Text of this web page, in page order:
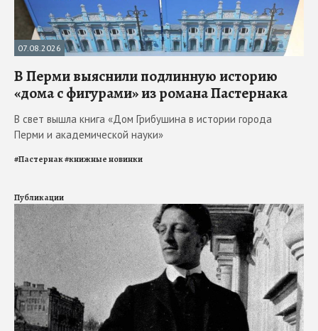
07.08.2026
В Перми выяснили подлинную историю
«дома с фигурами» из романа Пастернака
В свет вышла книга «Дом Грибушина в истории города
Перми и академической науки»
#Пастернак#книжные новинки
Публикации